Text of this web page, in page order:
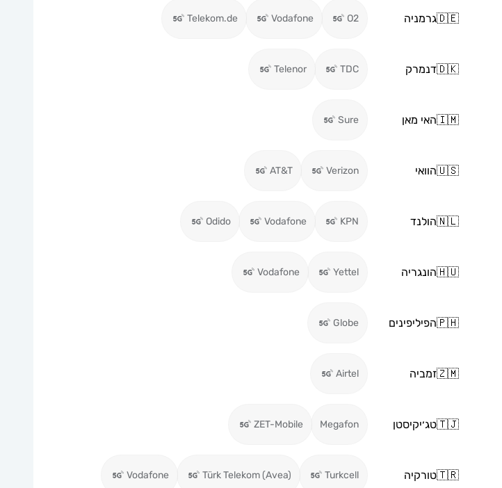
🇩🇪גרמניה O2
Vodafone
Telekom.de
🇩🇰דנמרק TDC
Telenor
🇮🇲האי מאן Sure
🇺🇸הוואי Verizon
AT&T
🇳🇱הולנד KPN
Vodafone
Odido
🇭🇺הונגריה Yettel
Vodafone
🇵🇭הפיליפינים Globe
🇿🇲זמביה Airtel
🇹🇯טג׳יקיסטן Megafon
ZET-Mobile
🇹🇷טורקיה Turkcell
Türk Telekom (Avea)
Vodafone